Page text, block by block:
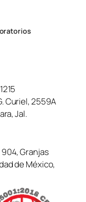
Curiel, 2559A
Jal.
Granjas
de México,